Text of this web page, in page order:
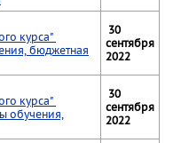
курса"
бюджетная
30
сентября
2022
курса"
обучения,
30
сентября
2022